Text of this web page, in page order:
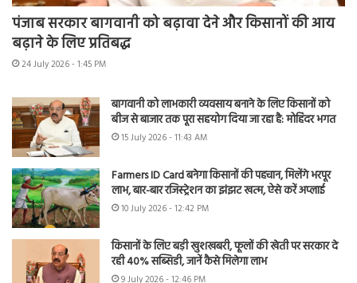
पंजाब सरकार बागवानी को बढ़ावा देने और किसानों की आय
बढ़ाने के लिए प्रतिबद्ध
24 July 2026 - 1:45 PM
बागवानी को लाभकारी व्यवसाय बनाने के लिए किसानों को
बीज से बाजार तक पूरा सहयोग दिया जा रहा है: मोहिंदर भगत
15 July 2026 - 11:43 AM
Farmers ID Card बनेगा किसानों की पहचान, मिलेंगे भरपूर
लाभ, बार-बार रजिस्ट्रेशन का झंझट खत्म, ऐसे करें अप्लाई
10 July 2026 - 12:42 PM
किसानों के लिए बड़ी खुशखबरी, फूलों की खेती पर सरकार दे
रही 40% सब्सिडी, जानें कैसे मिलेगा लाभ
9 July 2026 - 12:46 PM